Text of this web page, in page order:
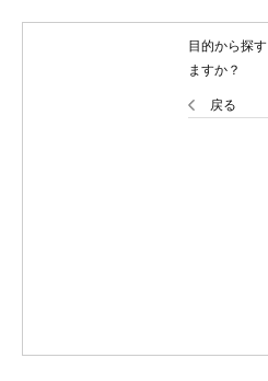
目的から探す
ますか？
戻る